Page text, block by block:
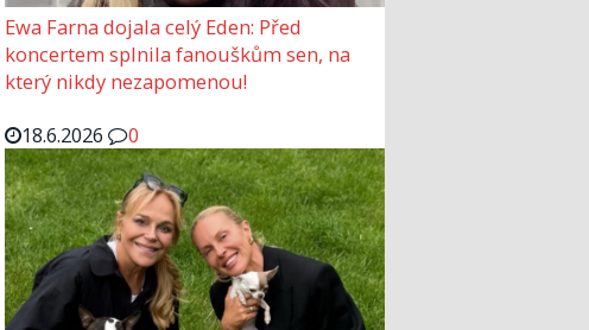
Ewa Farna dojala celý Eden: Před
koncertem splnila fanouškům sen, na
který nikdy nezapomenou!
18.6.2026
0